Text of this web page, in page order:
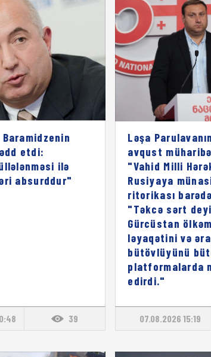
etdi:
ilə
absurddur"
39
Ləşa
avqust
"Vahid Milli
Rusiyaya
ritorikası
"Təkcə sərt
Gürcüstan
ləyaqətini və
bütövlüyünü
platformalarda
edirdi."
07.08.2026 15:19